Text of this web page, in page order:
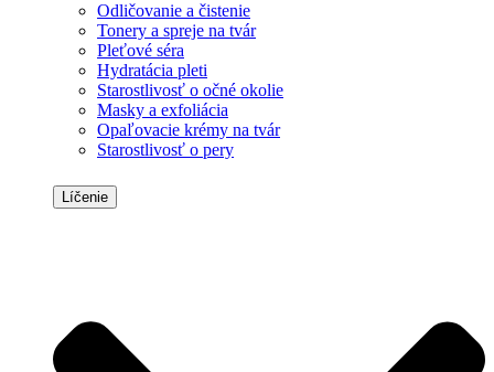
Odličovanie a čistenie
Tonery a spreje na tvár
Pleťové séra
Hydratácia pleti
Starostlivosť o očné okolie
Masky a exfoliácia
Opaľovacie krémy na tvár
Starostlivosť o pery
Líčenie